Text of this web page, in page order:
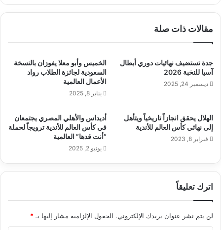
مقالات ذات صلة
‎جدة تستضيف نهائيات دوري أبطال
آسيا للنخبة 2026
ديسمبر 24, 2025
الخميس وأبو معلا يفوزان بالنسخة
السعودية لجائزة الطلاب رواد
الأعمال العالمية
يناير 8, 2025
الهلال يحقق انجازاً تاريخياً ويتأهل
إلى نهائي كأس العالم للأندية
فبراير 8, 2023
أديداس والأهلي المصري يجتمعان
في كأس العالم للأندية ترويجاً لحملة
“أنت قدها” العالمية
يونيو 2, 2025
اترك تعليقاً
لن يتم نشر عنوان بريدك الإلكتروني. الحقول الإلزامية مشار إليها بـ *